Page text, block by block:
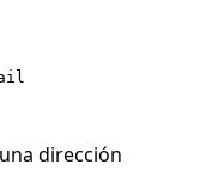
dirección